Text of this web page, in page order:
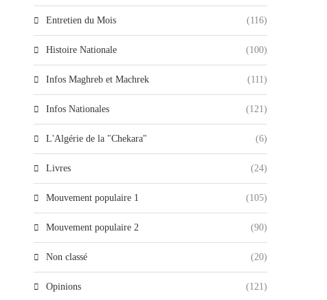
Entretien du Mois (116)
Histoire Nationale (100)
Infos Maghreb et Machrek (111)
Infos Nationales (121)
L'Algérie de la "Chekara" (6)
Livres (24)
Mouvement populaire 1 (105)
Mouvement populaire 2 (90)
Non classé (20)
Opinions (121)